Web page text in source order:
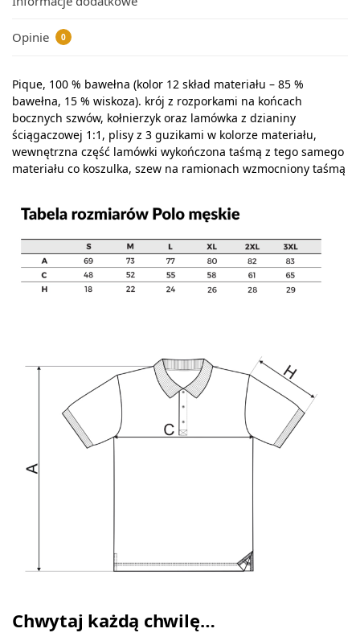
Opinie 0
Pique, 100 % bawełna (kolor 12 skład materiału – 85 %
bawełna, 15 % wiskoza). krój z rozporkami na końcach
bocznych szwów, kołnierzyk oraz lamówka z dzianiny
ściągaczowej 1:1, plisy z 3 guzikami w kolorze materiału,
wewnętrzna część lamówki wykończona taśmą z tego samego
materiału co koszulka, szew na ramionach wzmocniony taśmą
Chwytaj każdą chwilę…